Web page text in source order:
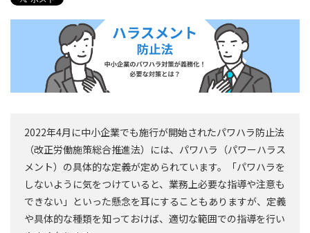
2022年4月に中小企業でも施行が開始されたパワハラ防止法
（改正労働施策総合推進法）には、パワハラ（パワーハラス
メント）の具体的な定義が定められています。「パワハラを
しないように気をつけていると、業務上必要な指導や注意も
できない」といった懸念を耳にすることもありますが、定義
や具体的な種類を知っておけば、適切な範囲での指導を行い